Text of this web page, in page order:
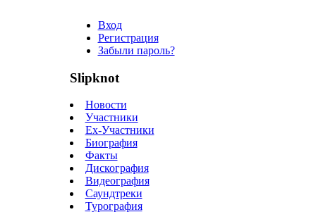
Вход
Регистрация
Забыли пароль?
Slipknot
Новости
Участники
Ex-Участники
Биография
Факты
Дискография
Видеография
Саундтреки
Турография